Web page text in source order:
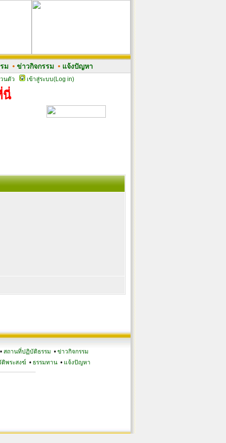
ม• ข่าวกิจกรรม• แจ้งปัญหา
นตัว เข้าสู่ระบบ(Log in)
นี่
• สถานที่ปฏิบัติธรรม • ข่าวกิจกรรม
ติพระสงฆ์ • ธรรมทาน• แจ้งปัญหา